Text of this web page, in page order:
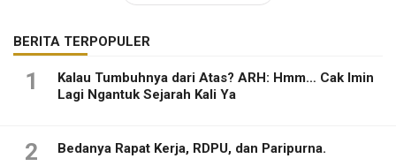
BERITA TERPOPULER
1
Kalau Tumbuhnya dari Atas? ARH: Hmm… Cak Imin
Lagi Ngantuk Sejarah Kali Ya
2 Bedanya Rapat Kerja, RDPU, dan Paripurna.